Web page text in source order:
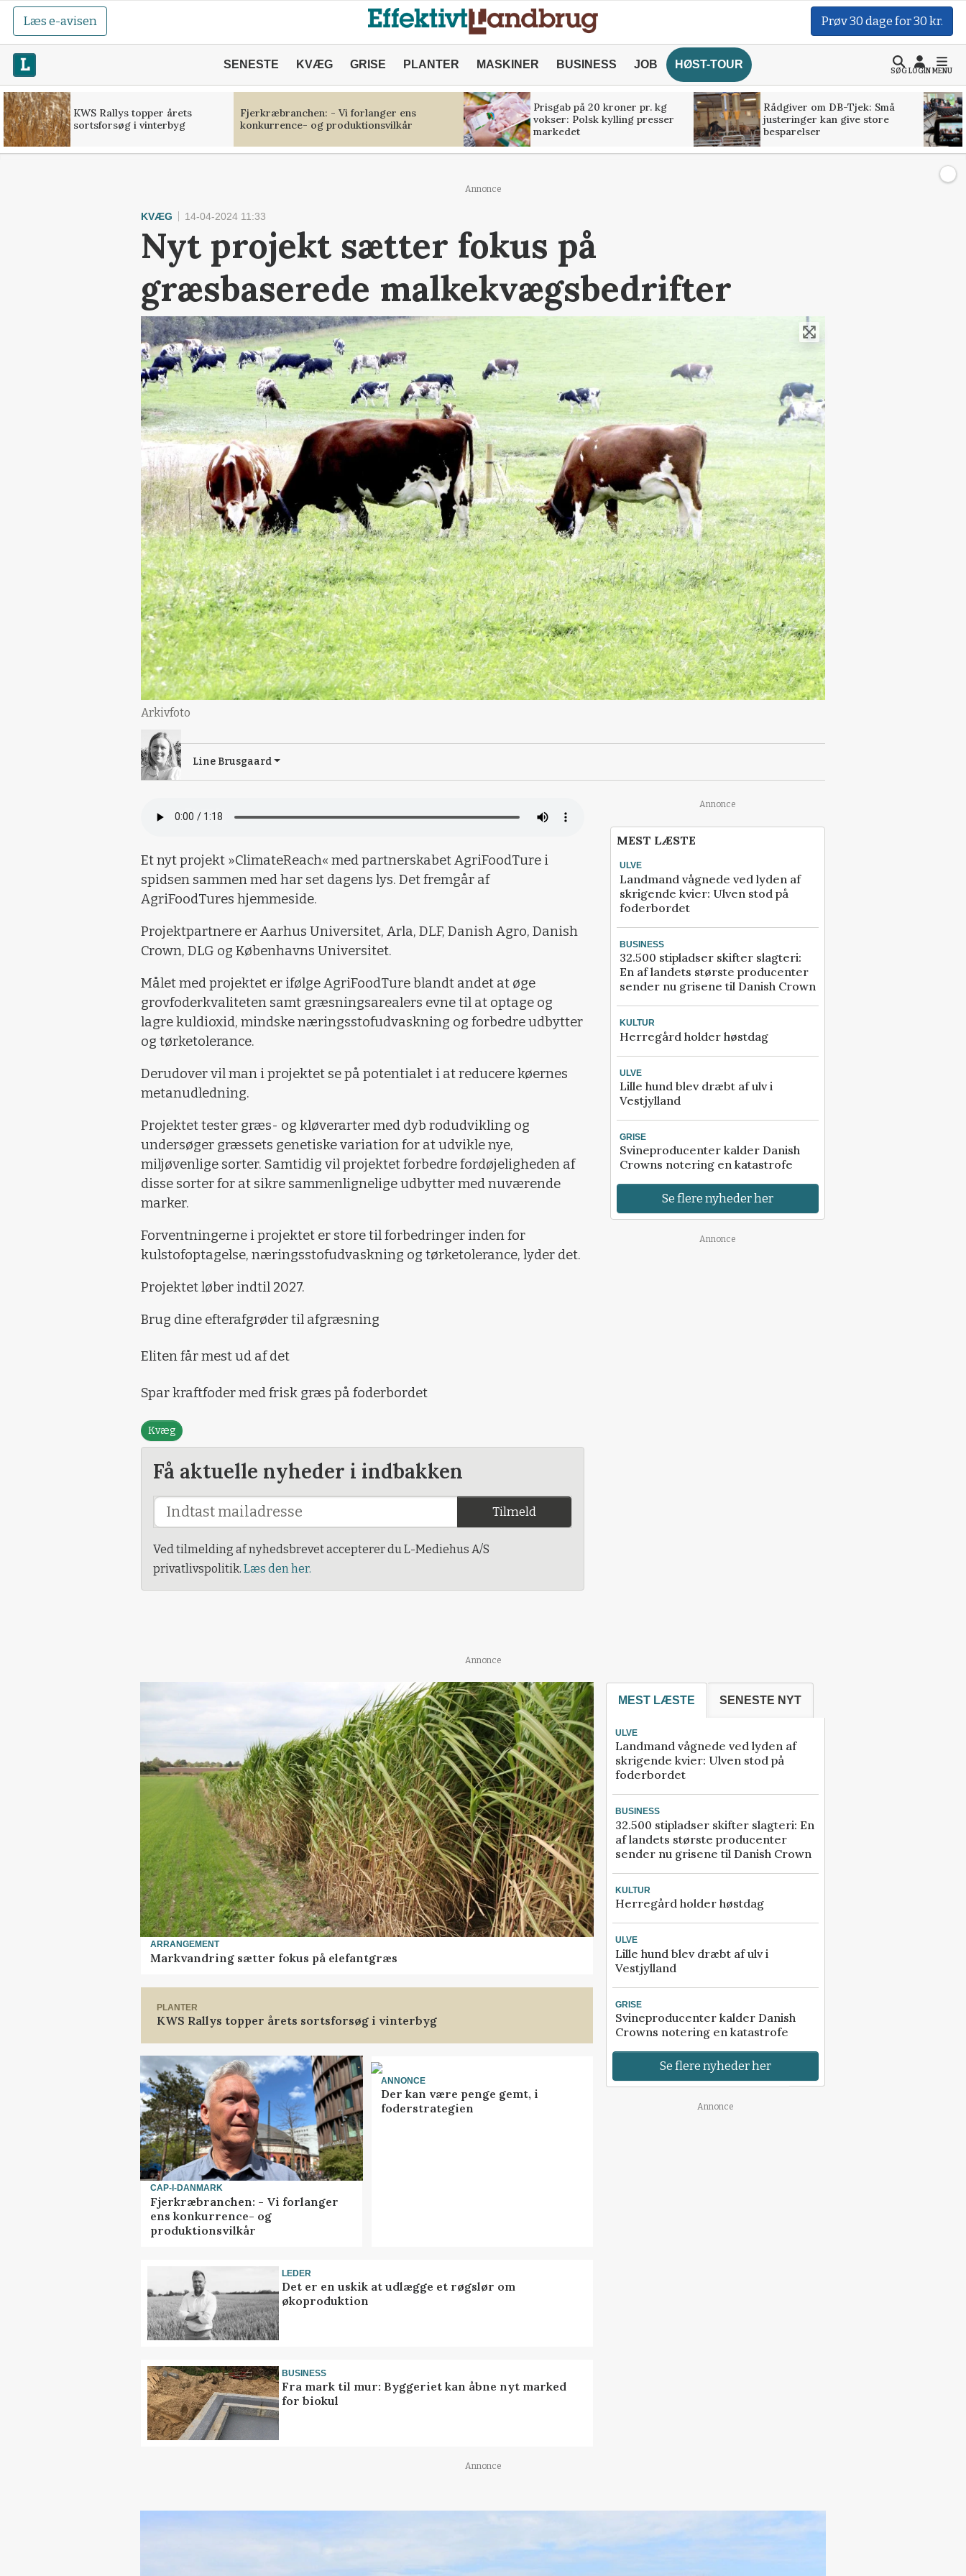
Læs e-avisen Prøv 30 dage for 30 kr.
SENESTE KVÆG GRISE PLANTER MASKINER BUSINESS JOB HØST-TOUR
SØGLOGINMENU
KWS Rallys topper årets
sortsforsøg i vinterbyg
Fjerkræbranchen: - Vi forlanger ens
konkurrence- og produktionsvilkår
Prisgab på 20 kroner pr. kg
vokser: Polsk kylling presser
markedet
Rådgiver om DB-Tjek: Små
justeringer kan give store
besparelser
Annonce
KVÆG 14-04-2024 11:33
Nyt projekt sætter fokus på
græsbaserede malkekvægsbedrifter
Arkivfoto
Line Brusgaard
Et nyt projekt »ClimateReach« med partnerskabet AgriFoodTure i
spidsen sammen med har set dagens lys. Det fremgår af
AgriFoodTures hjemmeside.
Projektpartnere er Aarhus Universitet, Arla, DLF, Danish Agro, Danish
Crown, DLG og Københavns Universitet.
Målet med projektet er ifølge AgriFoodTure blandt andet at øge
grovfoderkvaliteten samt græsningsarealers evne til at optage og
lagre kuldioxid, mindske næringsstofudvaskning og forbedre udbytter
og tørketolerance.
Derudover vil man i projektet se på potentialet i at reducere køernes
metanudledning.
Projektet tester græs- og kløverarter med dyb rodudvikling og
undersøger græssets genetiske variation for at udvikle nye,
miljøvenlige sorter. Samtidig vil projektet forbedre fordøjeligheden af
disse sorter for at sikre sammenlignelige udbytter med nuværende
marker.
Forventningerne i projektet er store til forbedringer inden for
kulstofoptagelse, næringsstofudvaskning og tørketolerance, lyder det.
Projektet løber indtil 2027.
Brug dine efterafgrøder til afgræsning
Eliten får mest ud af det
Spar kraftfoder med frisk græs på foderbordet
Kvæg
Få aktuelle nyheder i indbakken
Tilmeld
Ved tilmelding af nyhedsbrevet accepterer du L-Mediehus A/S
privatlivspolitik. Læs den her.
Annonce
MEST LÆSTE
ULVE
Landmand vågnede ved lyden af
skrigende kvier: Ulven stod på
foderbordet
BUSINESS
32.500 stipladser skifter slagteri:
En af landets største producenter
sender nu grisene til Danish Crown
KULTUR
Herregård holder høstdag
ULVE
Lille hund blev dræbt af ulv i
Vestjylland
GRISE
Svineproducenter kalder Danish
Crowns notering en katastrofe
Se flere nyheder her
Annonce
Annonce
ARRANGEMENT
Markvandring sætter fokus på elefantgræs
PLANTER
KWS Rallys topper årets sortsforsøg i vinterbyg
CAP-I-DANMARK
Fjerkræbranchen: - Vi forlanger
ens konkurrence- og
produktionsvilkår
ANNONCE
Der kan være penge gemt, i
foderstrategien
LEDER
Det er en uskik at udlægge et røgslør om
økoproduktion
BUSINESS
Fra mark til mur: Byggeriet kan åbne nyt marked
for biokul
MEST LÆSTE SENESTE NYT
ULVE
Landmand vågnede ved lyden af
skrigende kvier: Ulven stod på
foderbordet
BUSINESS
32.500 stipladser skifter slagteri: En
af landets største producenter
sender nu grisene til Danish Crown
KULTUR
Herregård holder høstdag
ULVE
Lille hund blev dræbt af ulv i
Vestjylland
GRISE
Svineproducenter kalder Danish
Crowns notering en katastrofe
Se flere nyheder her
Annonce
Annonce